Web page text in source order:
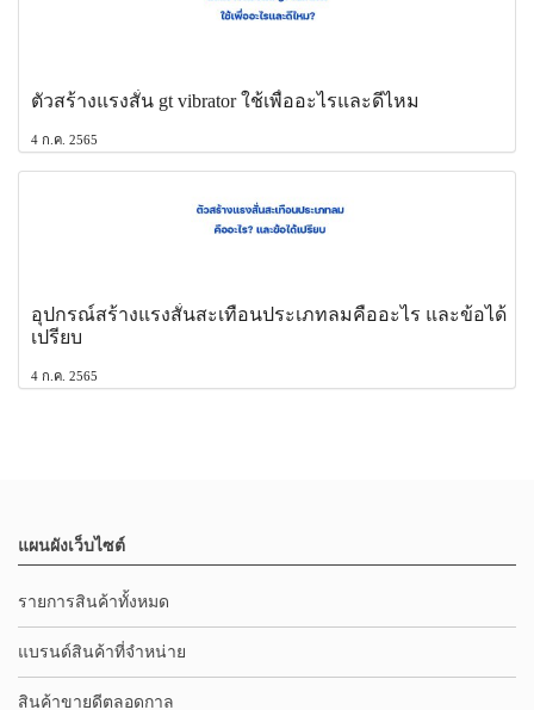
ตัวสร้างแรงสั่น gt vibrator ใช้เพื่ออะไรและดีไหม
4 ก.ค. 2565
อุปกรณ์สร้างแรงสั่นสะเทือนประเภทลมคืออะไร และข้อได้
เปรียบ
4 ก.ค. 2565
แผนผังเว็บไซต์
รายการสินค้าทั้งหมด
แบรนด์สินค้าที่จำหน่าย
สินค้าขายดีตลอดกาล